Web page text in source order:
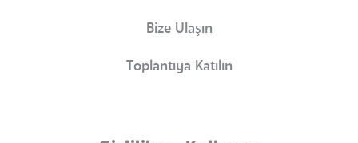
Bize Ulaşın
Toplantıya Katılın